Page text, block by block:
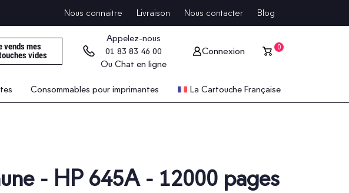
Nous connaitre Livraison Nous contacter Blog
vends mes
vides
Appelez-nous
01 83 83 46 00
Ou Chat en ligne
Connexion 0
Consommables pour imprimantes La Cartouche Française
- HP 645A - 12000 pages